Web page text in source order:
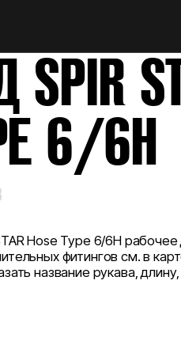
6/6H
Hose Type 6/6H
фитингов см. в
название рукава,